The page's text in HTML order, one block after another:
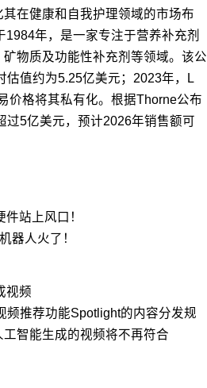
在健康和自我护理领域的市场布
年，是一家专注于营养补充剂
物质及功能性补充剂等领域。该公
估值约为5.25亿美元；2023年，L
价格将其私有化。根据Thorne公布
过5亿美元，预计2026年销售额可
站上风口！
器人火了！
视频
频推荐功能Spotlight的内容分发规
智能生成的视频将不再符合